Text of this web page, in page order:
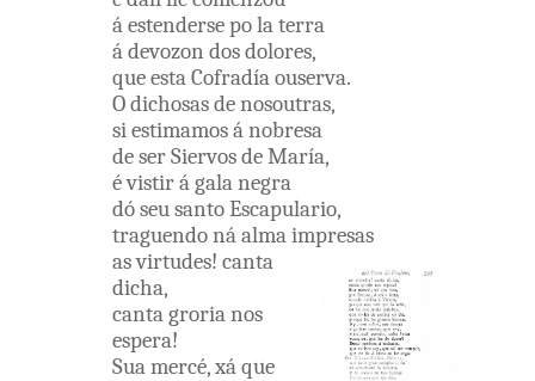
áestendersepo laterra
ádevozon dosdolores,
queestaCofradíaouserva.
Odichosasdenosoutras,
siestimamosánobresa
deserSiervosdeMaría,
évistirágalanegra
dóseusantoEscapulario,
traguendonáalmaimpresas
asvirtudes! canta
dicha,
cantagrorianos
espera!
Suamercé,xáque